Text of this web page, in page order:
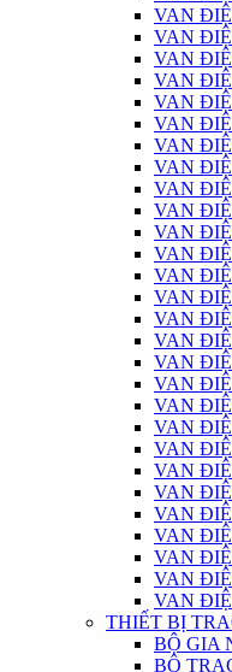
VAN
VAN
VAN
VAN
VAN
VAN
VAN
VAN
VAN
VAN
VAN
VAN
VAN
VAN
VAN
VAN
VAN
VAN
VAN
VAN
VAN
VAN
VAN
VAN
VAN
VAN
VAN
VAN
THIẾT BỊ
BỘ GIA
BỘ